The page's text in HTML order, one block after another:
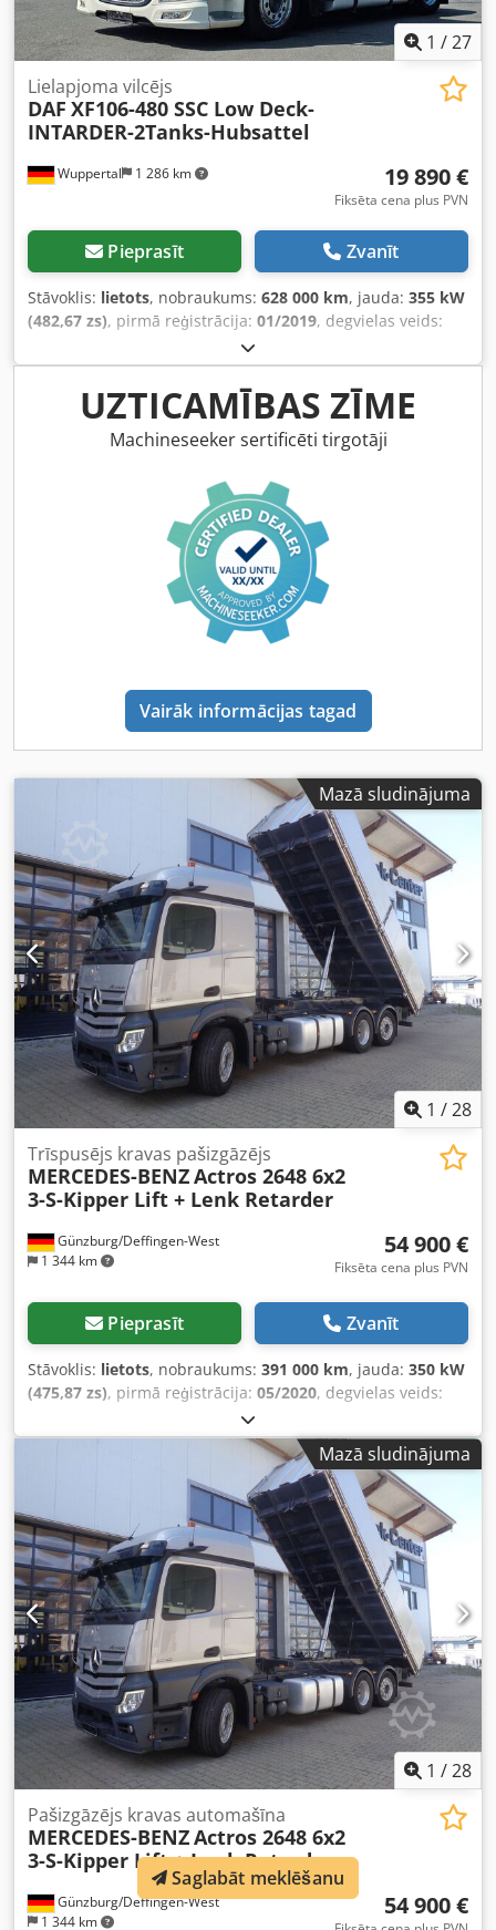
1 /27
Wuppertal 1 286 km
Lielapjoma vilcējs
DAF XF106-480 SSC Low Deck-
INTARDER-2Tanks-Hubsattel
19 890 €
Fiksēta cena plus PVN
Pieprasīt Zvanīt
Stāvoklis: lietots, nobraukums: 628 000 km, jauda: 355 kW
(482,67 zs), pirmā reģistrācija: 01/2019, degvielas veids:
, kopējais svars:19 500 kg
2 asis, nākamā pārbaude (TÜV):12/2026, bremzes:
retardētājs, krāsa:balts , pārnesuma veids:automātisks
emisijas klase:Euro 6, Aprīkojums:ABS, gaisa
kondicionēšana, kvēpu filtrs, stāvvietas sildītājs
UZTICAMĪBAS ZĪME
Machineseeker sertificēti tirgotāji
Vairāk informācijas tagad
Mazā sludinājuma
1 /28
Günzburg/Deffingen-West
1 344 km
Trīspusējs kravas pašizgāzējs
MERCEDES-BENZActros 2648 6x2
3-S-Kipper Lift + Lenk Retarder
54 900 €
Fiksēta cena plus PVN
Pieprasīt Zvanīt
Stāvoklis: lietots, nobraukums: 391 000 km, jauda: 350 kW
(475,87 zs), pirmā reģistrācija: 05/2020, degvielas veids:
, kopējais svars:26 000 kg
3 asis, nākamā pārbaude (TÜV):08/2026, bremzes:
, pārnesuma veids:
, emisijas klase: Euro 6, kopējais garums:
, kopējais platums:2 550 mm
, kopējais
augstums:3 600 mm, krautuves garums: 7 110 mm,
iekraušanas vietas platums:2 476 mm, iekraušanas telpas
augstums:975 mm , Aprīkojums:ABS, elektroniskā
stabilitātes programma (ESP), gaisa kondicionēšana,
kvēpu filtrs, navigācijas sistēma, stāvvietas sildītājs
Mazā sludinājuma
1 /28
Günzburg/Deffingen-West
1 344 km
Pašizgāzējs kravas automašīna
MERCEDES-BENZActros 2648 6x2
3-S-Kipper Lift + Lenk Retarder
54 900 €
Saglabāt meklēšanu